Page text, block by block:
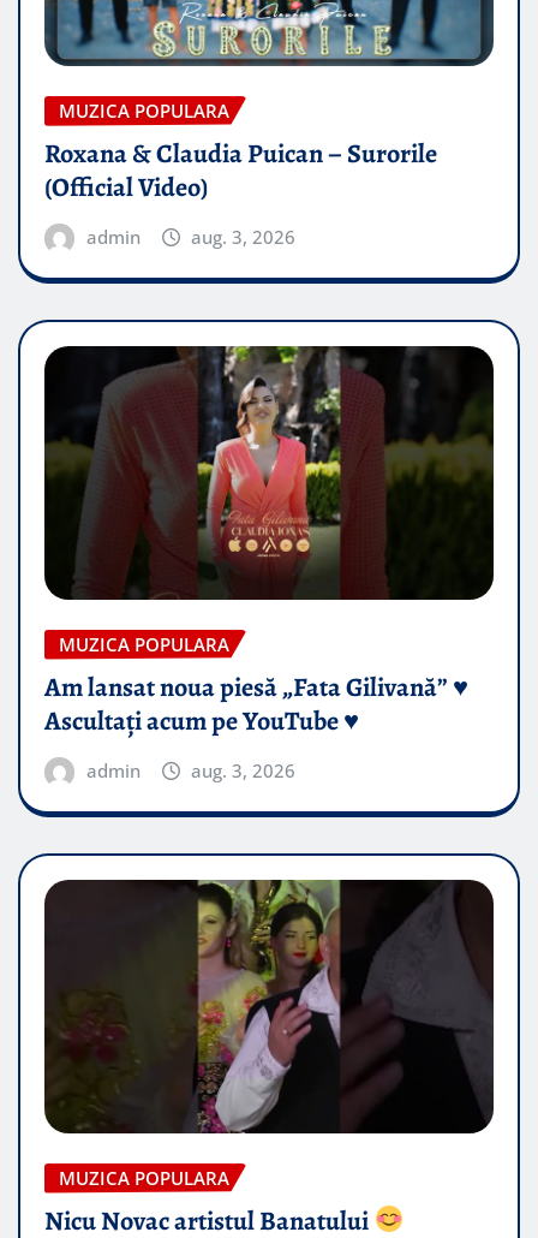
MUZICA POPULARA
Roxana & Claudia Puican – Surorile
(Official Video)
admin aug. 3, 2026
MUZICA POPULARA
Am lansat noua piesă „Fata Gilivană” ♥️
Ascultați acum pe YouTube ♥️
admin aug. 3, 2026
MUZICA POPULARA
Nicu Novac artistul Banatului